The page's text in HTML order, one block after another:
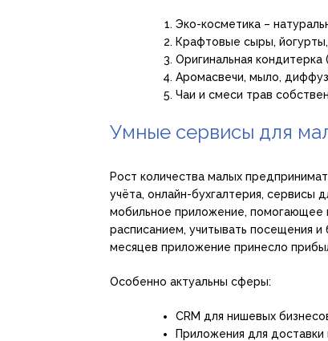
Эко-косметика –
Крафтовые сыры,
Оригинальная кондитерка
Аромасвечи, мыло,
Чаи и смеси трав
Умные сервисы для
Рост количества малых
учёта, онлайн-бухгалтерия, сервисы
мобильное приложение, помогающее
расписанием, учитывать посещения
месяцев приложение принесло
Особенно актуальны сферы:
CRM для нишевых
Приложения для доставки